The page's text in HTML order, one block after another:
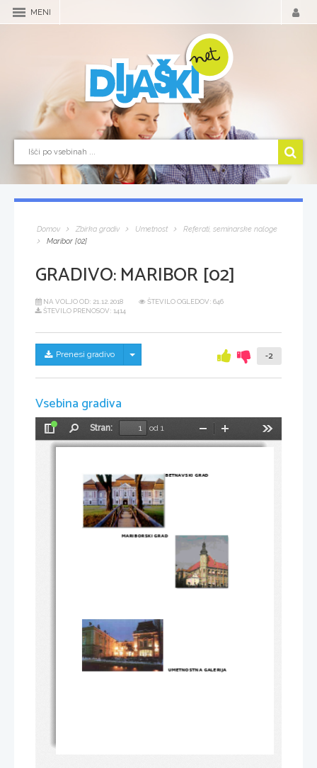
MENI
Domov Zbirka gradiv Umetnost
Referati, seminarske naloge
Maribor [02]
GRADIVO:MARIBOR [02]
NA VOLJO OD: 21.12.2018
ŠTEVILO OGLEDOV: 646
ŠTEVILO PRENOSOV: 1414
Prenesi gradivo Skrij/prikaži meni -2
Vsebina gradiva
Preklopi
stransko
Stran:
od 1
Pomanjšaj
BETNAVSKI GRAD
                          MARIBORSKI GRAD
UMETNOSTNA GALERIJA